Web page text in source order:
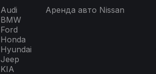
Audi
BMW
Ford
Honda
Hyundai
Jeep
KIA
Аренда авто Nissan